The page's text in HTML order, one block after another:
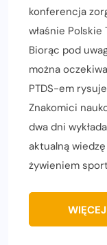
konferencja
właśnie
Biorąc pod
można
PTDS-em
Znakomici
dwa dni
aktualną
żywieniem
WIĘCEJ